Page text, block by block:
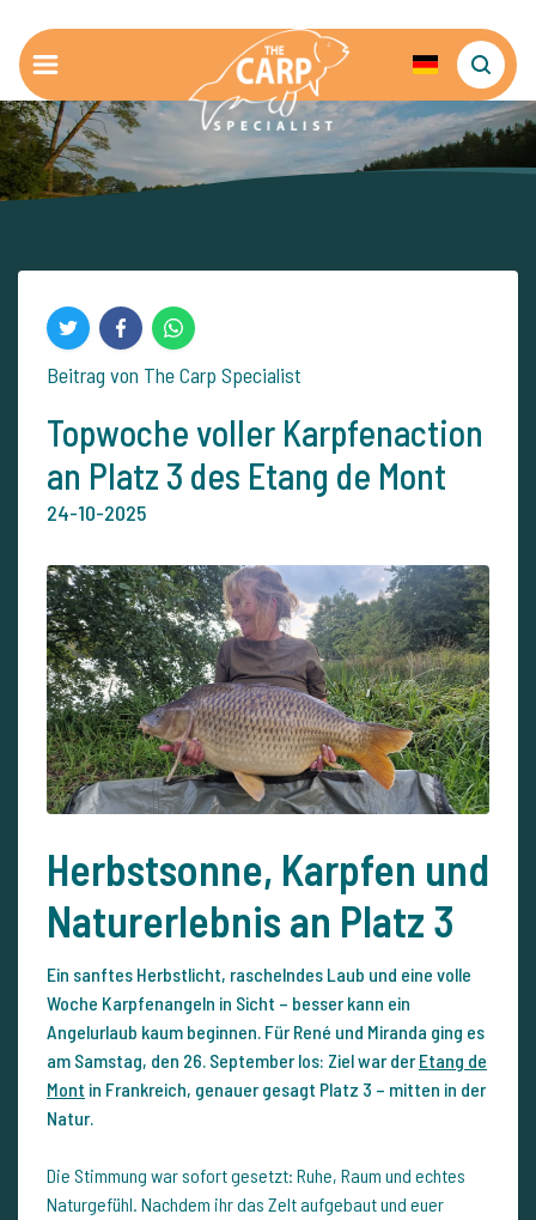
Beitrag von The Carp Specialist
Topwoche voller Karpfenaction
an Platz 3 des Etang de Mont
24-10-2025
Herbstsonne, Karpfen und
Naturerlebnis an Platz 3
Ein sanftes Herbstlicht, raschelndes Laub und eine volle
Woche Karpfenangeln in Sicht – besser kann ein
Angelurlaub kaum beginnen. Für René und Miranda ging es
am Samstag, den 26. September los: Ziel war derEtang de
Mont in Frankreich, genauer gesagt Platz 3 – mitten in der
Natur.
Die Stimmung war sofort gesetzt: Ruhe, Raum und echtes
Naturgefühl. Nachdem ihr das Zelt aufgebaut und euer